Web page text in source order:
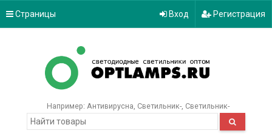
Страницы Вход Регистрация
Например: Антивирусна Светильник- Светильник-